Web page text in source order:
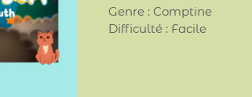
Genre : Comptine
Difficulté : Facile